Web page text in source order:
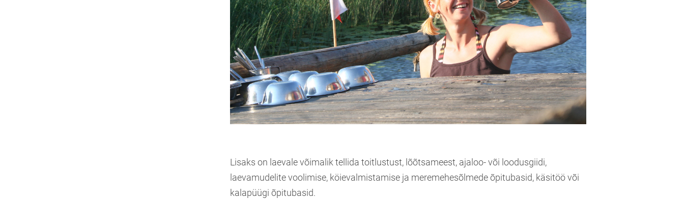
Lisaks on laevale võimalik tellida toitlustust, lõõtsameest, ajaloo- või loodusgiidi,
laevamudelite voolimise, köievalmistamise ja meremehesõlmede õpitubasid, käsitöö või
kalapüügi õpitubasid.